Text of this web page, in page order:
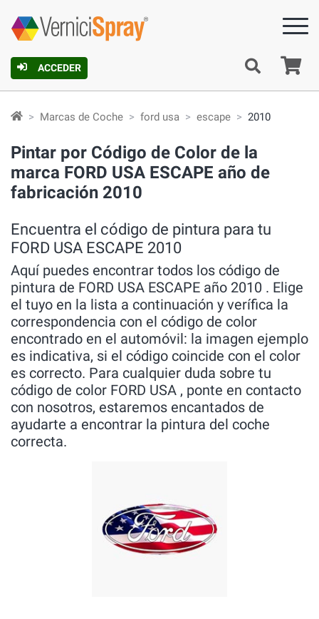
ACCEDER
Marcas de Coche ford usa escape 2010
Pintar por Código de Color de la
marca FORD USA ESCAPE año de
fabricación 2010
Encuentra el código de pintura para tu
FORD USA ESCAPE 2010
Aquí puedes encontrar todos los código de
pintura de FORD USA ESCAPE año 2010 . Elige
el tuyo en la lista a continuación y verífica la
correspondencia con el código de color
encontrado en el automóvil: la imagen ejemplo
es indicativa, si el código coincide con el color
es correcto. Para cualquier duda sobre tu
código de color FORD USA , ponte en contacto
con nosotros, estaremos encantados de
ayudarte a encontrar la pintura del coche
correcta.